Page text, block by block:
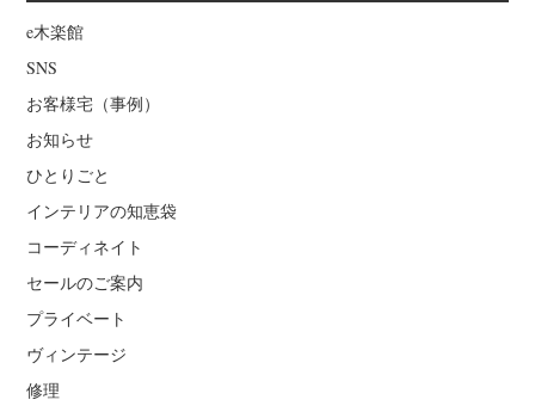
e木楽館
SNS
お客様宅（事例）
お知らせ
ひとりごと
インテリアの知恵袋
コーディネイト
セールのご案内
プライベート
ヴィンテージ
修理